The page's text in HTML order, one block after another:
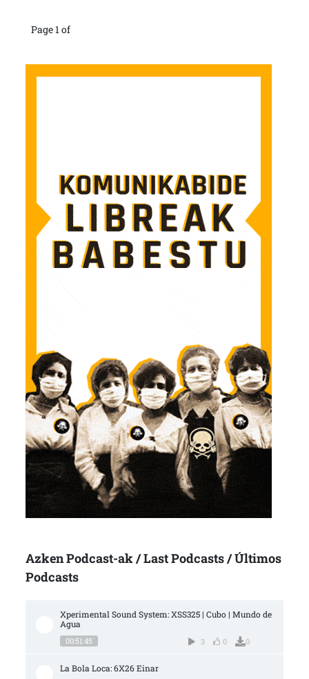
Page 1 of
Azken Podcast-ak / Last Podcasts / Últimos
Podcasts
Xperimental Sound System: XSS325 | Cubo | Mundo de
Agua
00:51:45 3 0 0
La Bola Loca: 6X26 Einar